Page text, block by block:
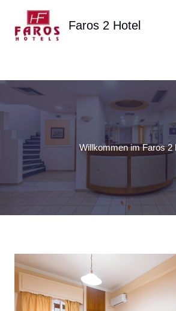
springen
Faros 2 Hotel
Willkommen im Faros 2